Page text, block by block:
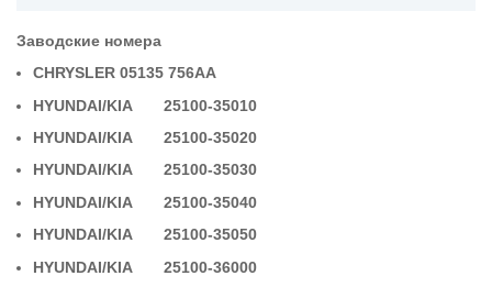
Заводские номера
CHRYSLER 05135 756AA
HYUNDAI/KIA 25100-35010
HYUNDAI/KIA 25100-35020
HYUNDAI/KIA 25100-35030
HYUNDAI/KIA 25100-35040
HYUNDAI/KIA 25100-35050
HYUNDAI/KIA 25100-36000